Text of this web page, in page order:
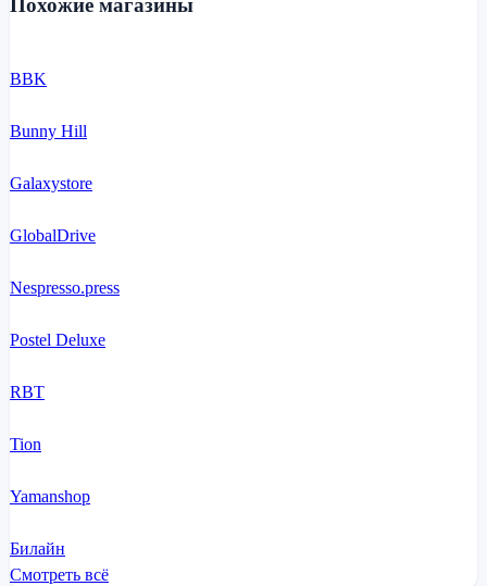
BBK
Bunny Hill
Galaxystore
GlobalDrive
Nespresso.press
Postel Deluxe
RBT
Tion
Yamanshop
Билайн
Смотреть всё